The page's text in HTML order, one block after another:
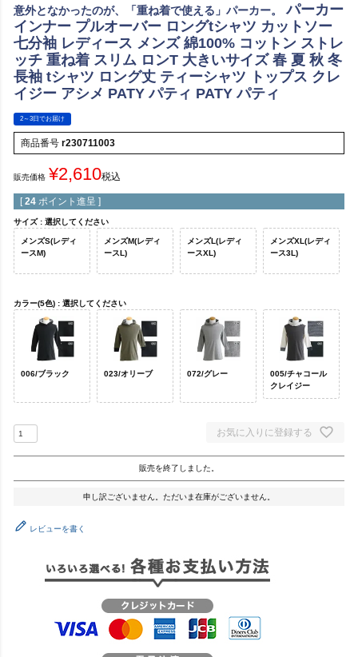
意外となかったのが、「重ね着で使える」パーカー。
パーカー
インナー プルオーバー ロングtシャツ カットソー
七分袖 レディース メンズ 綿100% コットン ストレ
ッチ 重ね着 スリム ロンT 大きいサイズ 春 夏 秋 冬
長袖 tシャツ ロング丈 ティーシャツ トップス クレ
イジー アシメ PATY パティ PATY パティ
2～3日でお届け
商品番号 r230711003
販売価格 ¥2,610税込
[ 24 ポイント進呈 ]
サイズ 選択してください
メンズS(レディ
ースM)
メンズM(レディ
ースL)
メンズL(レディ
ースXL)
メンズXL(レディ
ース3L)
カラー(5色) 選択してください
006/ブラック 023/オリーブ 072/グレー
005/チャコール
クレイジー
お気に入りに登録する
販売を終了しました。
申し訳ございません。ただいま在庫がございません。
レビューを書く